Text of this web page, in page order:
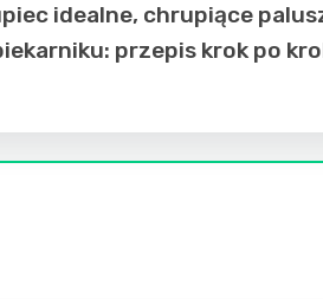
idealne, chrupiące
przepis krok po